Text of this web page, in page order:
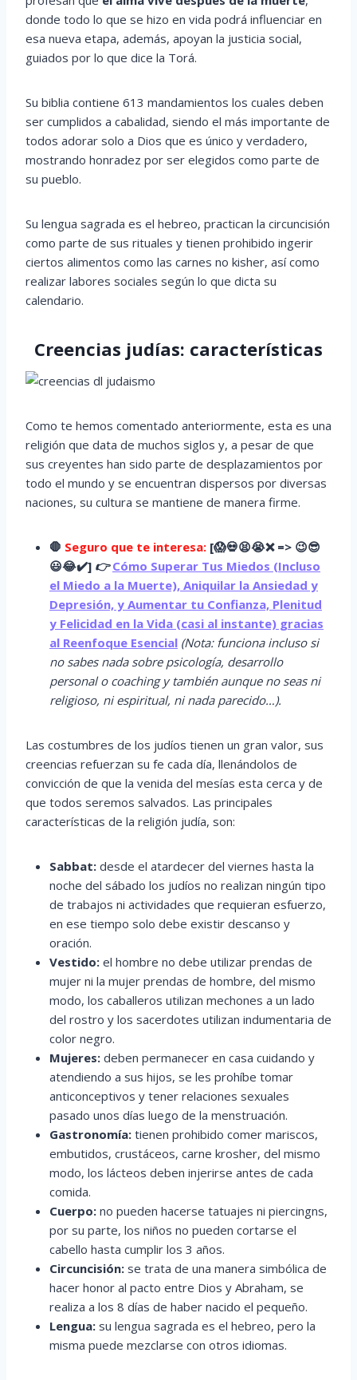
donde todo lo que se hizo en vida podrá influenciar en
esa nueva etapa, además, apoyan la justicia social,
guiados por lo que dice la Torá.
Su biblia contiene 613 mandamientos los cuales deben
ser cumplidos a cabalidad, siendo el más importante de
todos adorar solo a Dios que es único y verdadero,
mostrando honradez por ser elegidos como parte de
su pueblo.
Su lengua sagrada es el hebreo, practican la circuncisión
como parte de sus rituales y tienen prohibido ingerir
ciertos alimentos como las carnes no kisher, así como
realizar labores sociales según lo que dicta su
calendario.
Creencias judías: características
Como te hemos comentado anteriormente, esta es una
religión que data de muchos siglos y, a pesar de que
sus creyentes han sido parte de desplazamientos por
todo el mundo y se encuentran dispersos por diversas
naciones, su cultura se mantiene de manera firme.
🛑 Seguro que te interesa: [😱💀😫😭❌ => 😉😎
😃😂✔️] 👉 Cómo Superar Tus Miedos (Incluso
el Miedo a la Muerte), Aniquilar la Ansiedad y
Depresión, y Aumentar tu Confianza, Plenitud
y Felicidad en la Vida (casi al instante) gracias
al Reenfoque Esencial (Nota: funciona incluso si
no sabes nada sobre psicología, desarrollo
personal o coaching y también aunque no seas ni
religioso, ni espiritual, ni nada parecido…).
Las costumbres de los judíos tienen un gran valor, sus
creencias refuerzan su fe cada día, llenándolos de
convicción de que la venida del mesías esta cerca y de
que todos seremos salvados. Las principales
características de la religión judía, son:
Sabbat: desde el atardecer del viernes hasta la
noche del sábado los judíos no realizan ningún tipo
de trabajos ni actividades que requieran esfuerzo,
en ese tiempo solo debe existir descanso y
oración.
Vestido: el hombre no debe utilizar prendas de
mujer ni la mujer prendas de hombre, del mismo
modo, los caballeros utilizan mechones a un lado
del rostro y los sacerdotes utilizan indumentaria de
color negro.
Mujeres: deben permanecer en casa cuidando y
atendiendo a sus hijos, se les prohíbe tomar
anticonceptivos y tener relaciones sexuales
pasado unos días luego de la menstruación.
Gastronomía: tienen prohibido comer mariscos,
embutidos, crustáceos, carne krosher, del mismo
modo, los lácteos deben injerirse antes de cada
comida.
Cuerpo: no pueden hacerse tatuajes ni piercingns,
por su parte, los niños no pueden cortarse el
cabello hasta cumplir los 3 años.
Circuncisión: se trata de una manera simbólica de
hacer honor al pacto entre Dios y Abraham, se
realiza a los 8 días de haber nacido el pequeño.
Lengua: su lengua sagrada es el hebreo, pero la
misma puede mezclarse con otros idiomas.